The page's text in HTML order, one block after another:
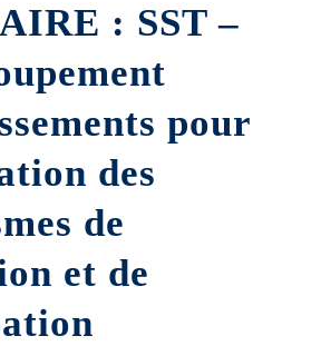
: SST –
pour
des
de
et de